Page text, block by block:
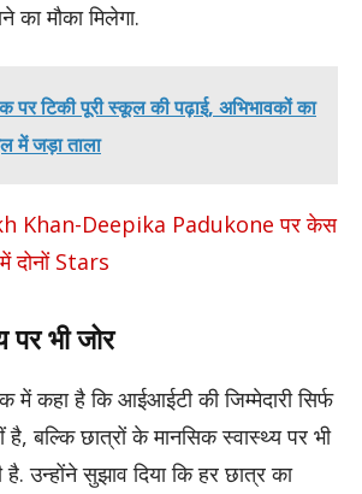
का मौका मिलेगा.
पर टिकी पूरी स्कूल की पढ़ाई, अभिभावकों का
में जड़ा ताला
Khan-Deepika Padukone पर केस
दोनों Stars
पर भी जोर
में कहा है कि आईआईटी की जिम्मेदारी सिर्फ
है, बल्कि छात्रों के मानसिक स्वास्थ्य पर भी
है. उन्होंने सुझाव दिया कि हर छात्र का